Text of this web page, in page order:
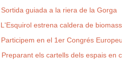
Sortida guiada a la riera de la Gorga
L'Esquirol estrena caldera de
Participem en el 1er Congrés
Preparant els cartells dels espais en